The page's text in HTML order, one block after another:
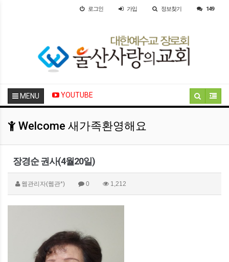
로그인 가입 정보찾기 149
MENU YOUTUBE
Welcome 새가족환영해요
장경순 권사(4월20일)
웹관리자(웹관*) 0 1,212